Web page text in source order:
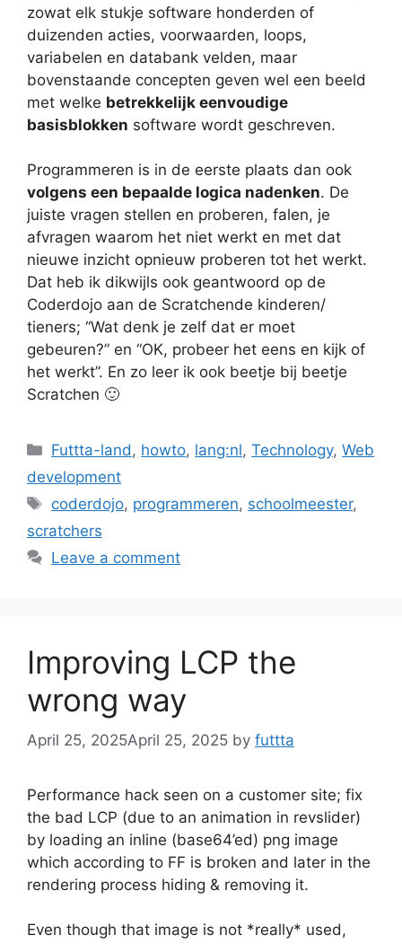
zowat elk stukje software honderden of
duizenden acties, voorwaarden, loops,
variabelen en databank velden, maar
bovenstaande concepten geven wel een beeld
met welke betrekkelijk eenvoudige
basisblokken software wordt geschreven.
Programmeren is in de eerste plaats dan ook
volgens een bepaalde logica nadenken. De
juiste vragen stellen en proberen, falen, je
afvragen waarom het niet werkt en met dat
nieuwe inzicht opnieuw proberen tot het werkt.
Dat heb ik dikwijls ook geantwoord op de
Coderdojo aan de Scratchende kinderen/
tieners; “Wat denk je zelf dat er moet
gebeuren?” en “OK, probeer het eens en kijk of
het werkt”. En zo leer ik ook beetje bij beetje
Scratchen 🙂
Categories
Futtta-land, howto, lang:nl,Technology,Web
development
Tags
coderdojo, programmeren, schoolmeester,
scratchers
Leave a comment
Improving LCP the
wrong way
April 25, 2025April 25, 2025 by futtta
Performance hack seen on a customer site; fix
the bad LCP (due to an animation in revslider)
by loading an inline (base64’ed) png image
which according to FF is broken and later in the
rendering process hiding & removing it.
Even though that image is not *really* used,